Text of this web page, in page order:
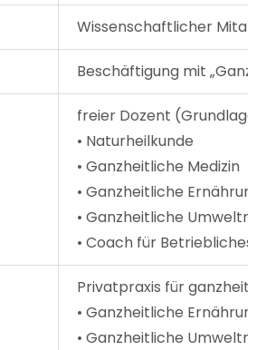
Wissenschaftlicher
Beschäftigung mit
freier Dozent
• Naturheilkunde
• Ganzheitliche Medizin
• Ganzheitliche
• Ganzheitliche
• Coach für Betriebliches
Privatpraxis für
• Ganzheitliche
• Ganzheitliche